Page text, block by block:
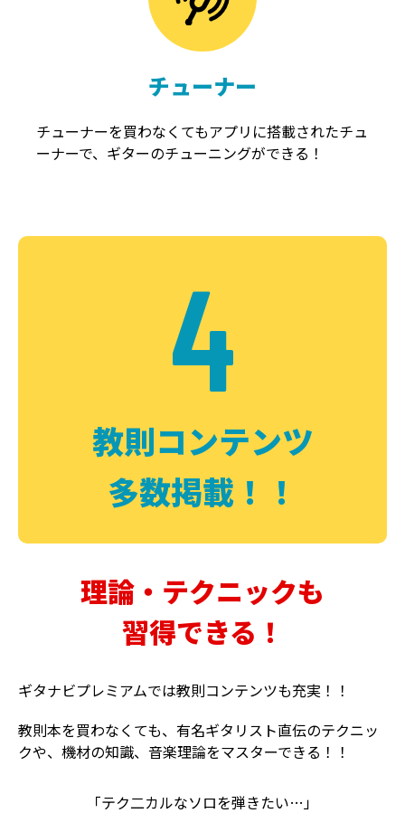
チューナー
チューナーを買わなくてもアプリに搭載されたチュ
ーナーで、ギターのチューニングができる！
4
教則コンテンツ
多数掲載！！
理論・テクニックも
習得できる！
ギタナビプレミアムでは教則コンテンツも充実！！
教則本を買わなくても、有名ギタリスト直伝のテクニッ
クや、機材の知識、音楽理論をマスターできる！！
「テク二カルなソロを弾きたい…」